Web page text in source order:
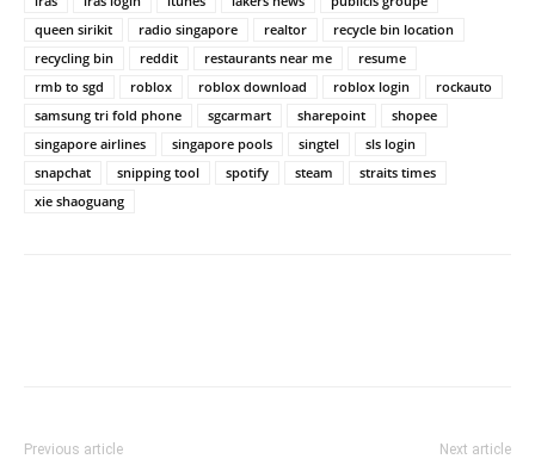
queen sirikit
radio singapore realtor
recycle bin location
recycling bin
reddit restaurants near me
resume
rmb to sgd
roblox roblox download roblox login
rockauto
samsung tri fold phone
sgcarmart sharepoint
shopee
singapore airlines
singapore pools singtel
sls login
snapchat
snipping tool spotify steam
straits times
xie shaoguang
Previous article Next article